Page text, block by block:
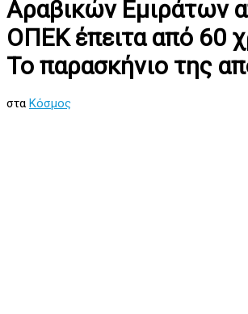
Αραβικών Εμιράτων
ΟΠΕΚ έπειτα από 60
Το παρασκήνιο της
στα Κόσμος